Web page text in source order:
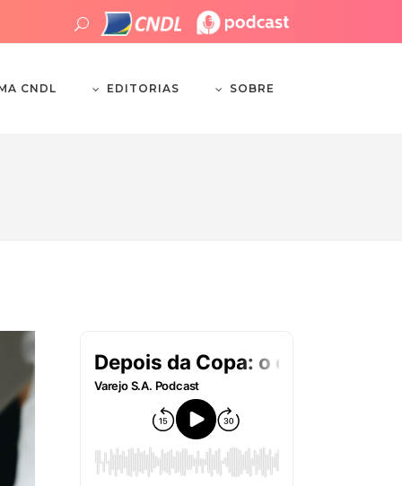
CNDL EDITORIAS SOBRE